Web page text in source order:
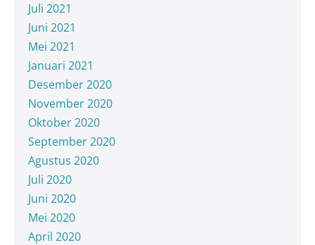
Juli 2021
Juni 2021
Mei 2021
Januari 2021
Desember 2020
November 2020
Oktober 2020
September 2020
Agustus 2020
Juli 2020
Juni 2020
Mei 2020
April 2020